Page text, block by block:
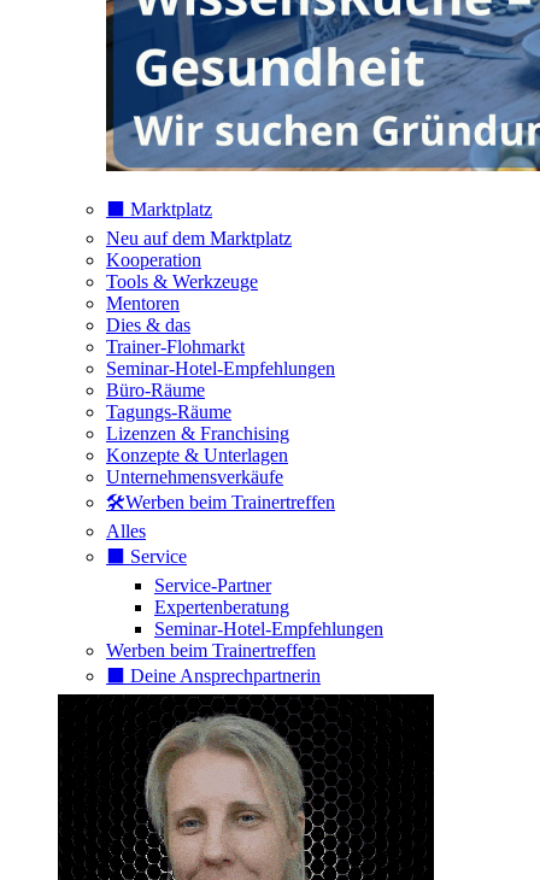
⬛️ Marktplatz
Neu auf dem Marktplatz
Kooperation
Tools & Werkzeuge
Mentoren
Dies & das
Trainer-Flohmarkt
Seminar-Hotel-Empfehlungen
Büro-Räume
Tagungs-Räume
Lizenzen & Franchising
Konzepte & Unterlagen
Unternehmensverkäufe
🛠️Werben beim Trainertreffen
Alles
⬛️ Service
Service-Partner
Expertenberatung
Seminar-Hotel-Empfehlungen
Werben beim Trainertreffen
⬛️ Deine Ansprechpartnerin